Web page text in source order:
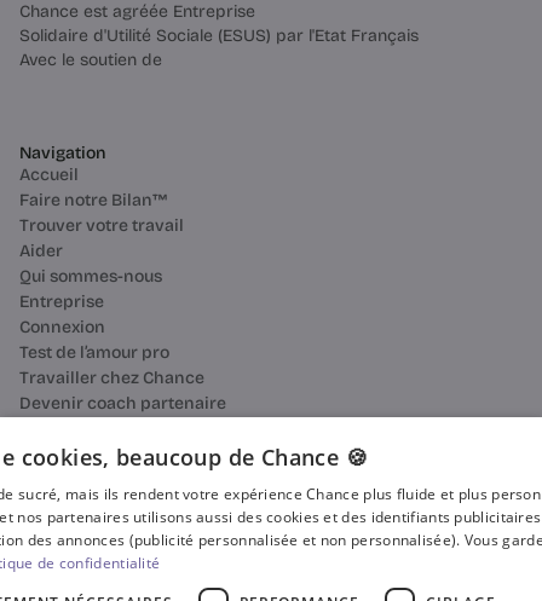
Chance est agréée Entreprise
Solidaire d'Utilité Sociale (ESUS) par l'Etat Français
Avec le soutien de
Navigation
Accueil
Faire notre Bilan™
Trouver votre travail
Aider
Qui sommes-nous
Entreprise
Connexion
Test de l’amour pro
Travailler chez Chance
Devenir coach partenaire
Ressources
Bilan de compétences
Reconversion professionnelle
Blog
Média
Presse
Où faire votre bilan de compétences ?
cookies, beaucoup de Chance 🍪
sucré, mais ils rendent votre expérience Chance plus fluide et plus
nos partenaires utilisons aussi des cookies et des identifiants
des annonces (publicité personnalisée et non personnalisée). Vous
de confidentialité